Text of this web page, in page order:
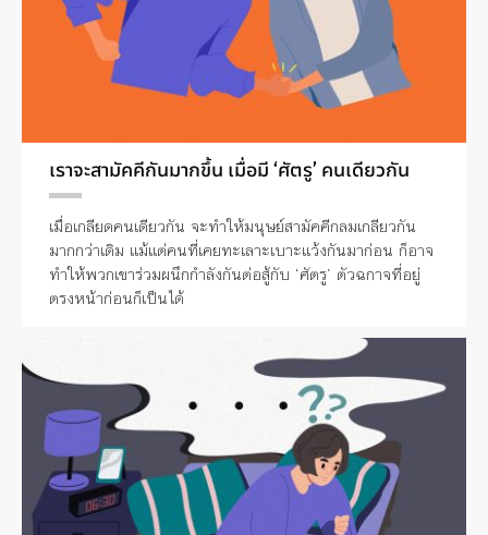
เราจะสามัคคีกันมากขึ้น เมื่อมี ‘ศัตรู’ คนเดียวกัน
เมื่อเกลียดคนเดียวกัน จะทำให้มนุษย์สามัคคีกลมเกลียวกัน
มากกว่าเดิม แม้แต่คนที่เคยทะเลาะเบาะแว้งกันมาก่อน ก็อาจ
ทำให้พวกเขาร่วมผนึกกำลังกันต่อสู้กับ ‘ศัตรู’ ตัวฉกาจที่อยู่
ตรงหน้าก่อนก็เป็นได้